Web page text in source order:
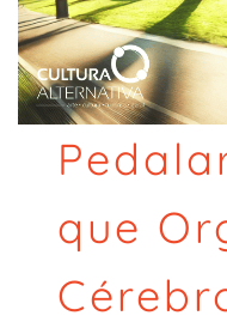
que